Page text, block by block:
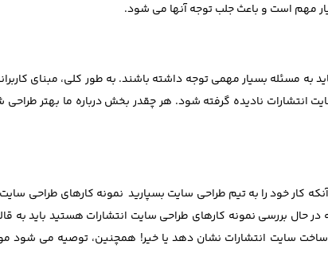
مهم است و باعث جلب توجه آنها می شود.
به مسئله بسیار مهمی توجه داشته باشند. به طور کلی، مبنای
انتشارات نادیده گرفته شود. هر چقدر بخش درباره ما بهتر
کار خود را به تیم طراحی سایت بسپارید نمونه کارهای طراحی
بررسی نمونه کارهای طراحی سایت انتشارات هستید باید به
ساخت سایت انتشارات نشان دهد یا خیر! همچنین، توصیه می شود